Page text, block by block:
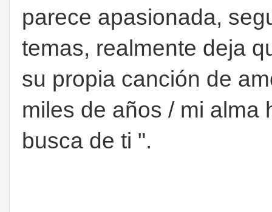
parece apasionada,
temas, realmente deja
su propia canción de
miles de años / mi alma
busca de ti ".